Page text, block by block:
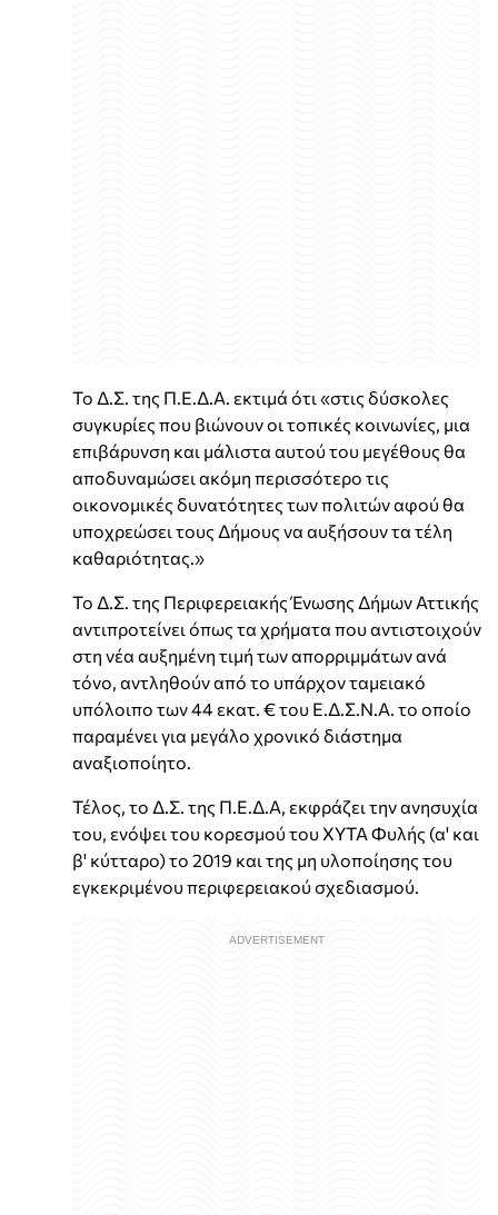
Το Δ.Σ. της Π.Ε.Δ.Α. εκτιμά ότι «στις δύσκολες
συγκυρίες που βιώνουν οι τοπικές κοινωνίες, μια
επιβάρυνση και μάλιστα αυτού του μεγέθους θα
αποδυναμώσει ακόμη περισσότερο τις
οικονομικές δυνατότητες των πολιτών αφού θα
υποχρεώσει τους Δήμους να αυξήσουν τα τέλη
καθαριότητας.»
Το Δ.Σ. της Περιφερειακής Ένωσης Δήμων Αττικής
αντιπροτείνει όπως τα χρήματα που αντιστοιχούν
στη νέα αυξημένη τιμή των απορριμμάτων ανά
τόνο, αντληθούν από το υπάρχον ταμειακό
υπόλοιπο των 44 εκατ. € του Ε.Δ.Σ.Ν.Α. το οποίο
παραμένει για μεγάλο χρονικό διάστημα
αναξιοποίητο.
Τέλος, το Δ.Σ. της Π.Ε.Δ.Α, εκφράζει την ανησυχία
του, ενόψει του κορεσμού του ΧΥΤΑ Φυλής (α' και
β' κύτταρο) το 2019 και της μη υλοποίησης του
εγκεκριμένου περιφερειακού σχεδιασμού.